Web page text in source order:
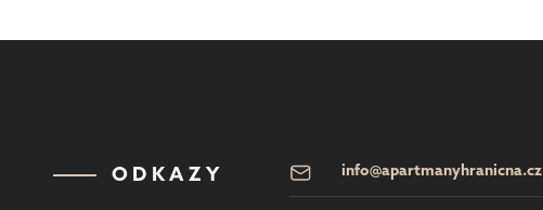
ODKAZY info@apartmanyhranicna.cz